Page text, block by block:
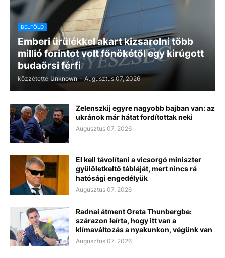
BELFÖLD
Emberi ürülékkel akart kizsarolni több
millió forintot volt főnökétől egy kirúgott
budaörsi férfi
közzétette Unknown - Augusztus 07, 2026
Zelenszkij egyre nagyobb bajban van: az
ukránok már hátat fordítottak neki
Augusztus 07, 2026
El kell távolítani a vicsorgó miniszter
gyülöletkeltő tábláját, mert nincs rá
hatósági engedélyük
Augusztus 07, 2026
Radnai átment Greta Thunbergbe:
szárazon leírta, hogy itt van a
klímaváltozás a nyakunkon, végünk van
Augusztus 07, 2026